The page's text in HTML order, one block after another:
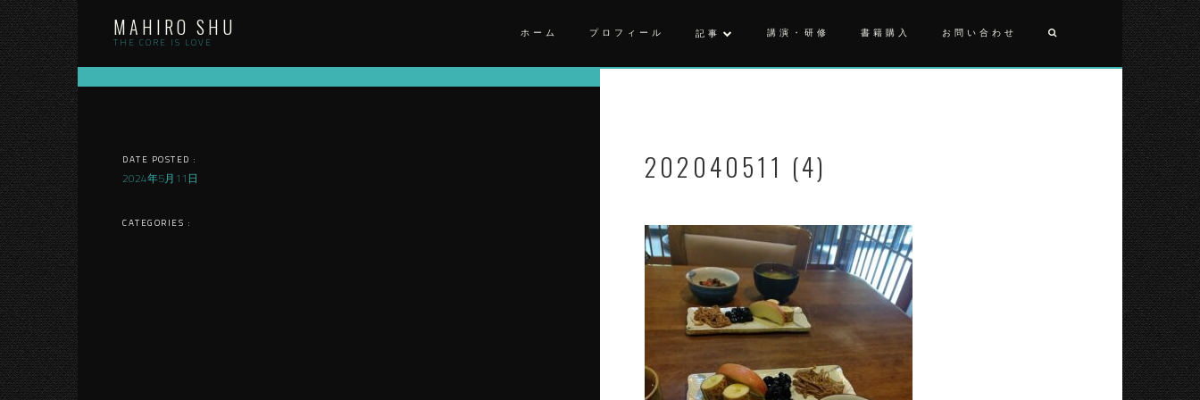
Skip
to
content
MAHIRO SHU
THE CORE IS LOVE
ホーム プロフィール 記事 講演・研修 書籍購入 お問い合わせ
DATE POSTED :
2024年5月11日
CATEGORIES :
202040511 (4)
投
稿
ナ
ビ
ゲ
ー
シ
ョ
ン
(4)